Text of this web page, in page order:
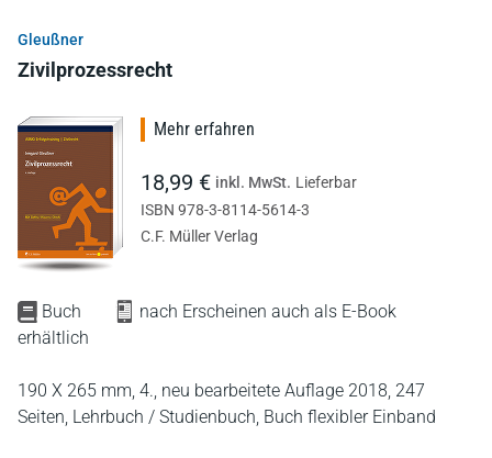
Gleußner
Zivilprozessrecht
Buch
nach Erscheinen auch als E-Book
erhältlich
190 X 265 mm, 4., neu bearbeitete Auflage 2018, 247
Seiten, Lehrbuch / Studienbuch, Buch flexibler Einband
Mehr erfahren
18,99 € inkl. MwSt. Lieferbar
ISBN 978-3-8114-5614-3
C.F. Müller Verlag